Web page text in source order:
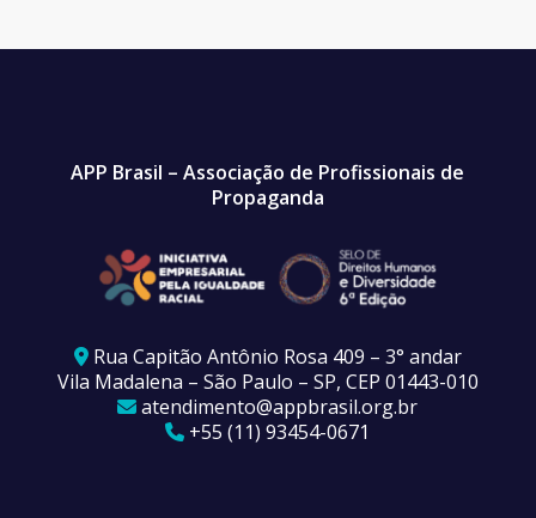
APP Brasil – Associação de Profissionais de
Propaganda
Rua Capitão Antônio Rosa 409 – 3° andar
Vila Madalena – São Paulo – SP, CEP 01443-010
atendimento@appbrasil.org.br
+55 (11) 93454-0671